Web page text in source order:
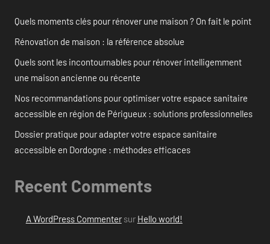
Quels moments clés pour rénover une maison ? On fait le point
Rénovation de maison : la référence absolue
Quels sont les incontournables pour rénover intelligemment
une maison ancienne ou récente
Nos recommandations pour optimiser votre espace sanitaire
accessible en région de Périgueux : solutions professionnelles
Dossier pratique pour adapter votre espace sanitaire
accessible en Dordogne : méthodes efficaces
Recent Comments
A WordPress Commentersur Hello world!